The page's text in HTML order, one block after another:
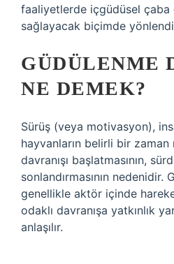
faaliyetlerde içgüdüsel çaba
sağlayacak biçimde
GÜDÜLENME
NE DEMEK?
Sürüş (veya motivasyon),
hayvanların belirli bir zaman
davranışı başlatmasının,
sonlandırmasının nedenidir.
genellikle aktör içinde
odaklı davranışa yatkınlık
anlaşılır.